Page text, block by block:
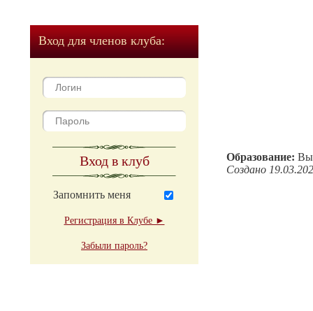
Вход для членов клуба:
Вход в клуб
Запомнить меня
Регистрация в Клубе ►
Забыли пароль?
Образование:
Создано